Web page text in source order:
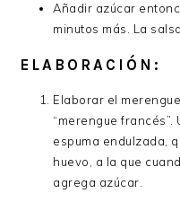
Añadir azúcar
minutos más. La
ELABORACIÓN:
Elaborar el
“merengue
espuma endulzada,
huevo, a la que
agrega azúcar.